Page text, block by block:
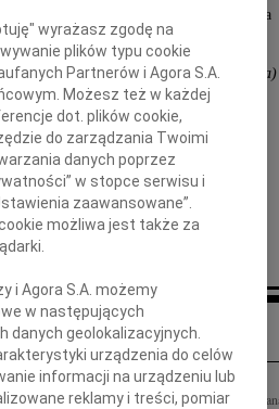
wyrazy głębokiego współczucia
Pharm-Olam International (Polska)
Inne kondolencje
jest fakt odejścia w dniu 4 sierpnia 2014 roku
wyrażasz zgodę na
plików typu cookie
Partnerów i Agora S.A.
Możesz też w każdej
dot. plików cookie,
do zarządzania Twoimi
danych poprzez
w stopce serwisu i
zaawansowane”.
możliwa jest także za
i Agora S.A. możemy
w następujących
danych geolokalizacyjnych.
urządzenia do celów
informacji na urządzeniu lub
reklamy i treści, pomiar